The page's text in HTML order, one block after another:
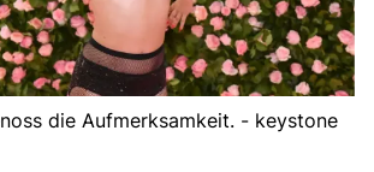
die Aufmerksamkeit. - keystone